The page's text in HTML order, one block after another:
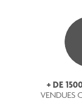
+ DE
VENDUES